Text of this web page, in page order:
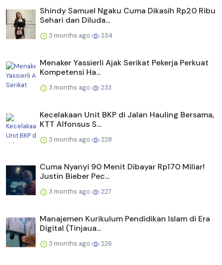
Shindy Samuel Ngaku Cuma Dikasih Rp20 Ribu
Sehari dan Diluda...
3 months ago 234
Menaker Yassierli Ajak Serikat Pekerja Perkuat
Kompetensi Ha...
3 months ago 233
Kecelakaan Unit BKP di Jalan Hauling Bersama,
KTT Alfonsus S...
3 months ago 228
Cuma Nyanyi 90 Menit Dibayar Rp170 Miliar!
Justin Bieber Pec...
3 months ago 227
Manajemen Kurikulum Pendidikan Islam di Era
Digital (Tinjaua...
3 months ago 226